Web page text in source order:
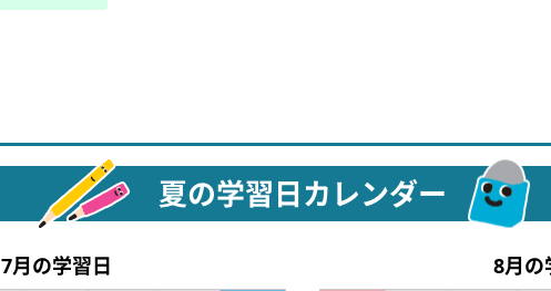
夏の学習日カレンダー
7月の学習日 8月の